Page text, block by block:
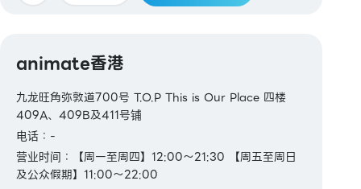
animate香港
九龙旺角弥敦道700号 T.O.P This is Our Place 四楼
409A、409B及411号铺
电话：-
营业时间：【周一至周四】12:00～21:30 【周五至周日
及公众假期】11:00～22:00